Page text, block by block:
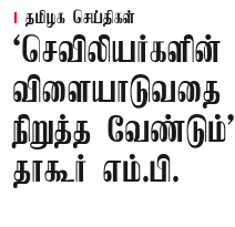
தமிழக செய்திகள்
விளையாடுவதை
நிறுத்த
தாகூர் எம்.பி.